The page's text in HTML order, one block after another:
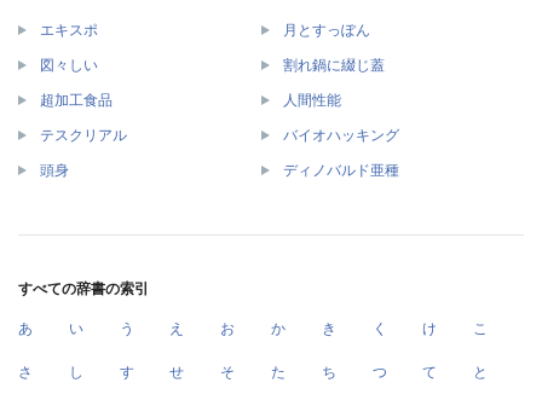
エキスポ 月とすっぽん
図々しい 割れ鍋に綴じ蓋
超加工食品 人間性能
テスクリアル バイオハッキング
頭身 ディノバルド亜種
すべての辞書の索引
あ い う え お か き く け こ
さ し す せ そ た ち つ て と